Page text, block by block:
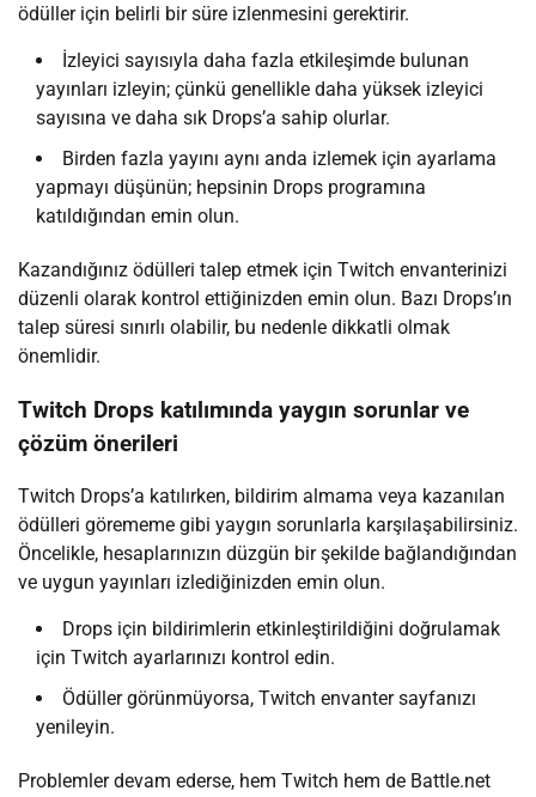
ödüller için belirli bir süre izlenmesini gerektirir.
İzleyici sayısıyla daha fazla etkileşimde bulunan
yayınları izleyin; çünkü genellikle daha yüksek izleyici
sayısına ve daha sık Drops’a sahip olurlar.
Birden fazla yayını aynı anda izlemek için ayarlama
yapmayı düşünün; hepsinin Drops programına
katıldığından emin olun.
Kazandığınız ödülleri talep etmek için Twitch envanterinizi
düzenli olarak kontrol ettiğinizden emin olun. Bazı Drops’ın
talep süresi sınırlı olabilir, bu nedenle dikkatli olmak
önemlidir.
Twitch Drops katılımında yaygın sorunlar ve
çözüm önerileri
Twitch Drops’a katılırken, bildirim almama veya kazanılan
ödülleri görememe gibi yaygın sorunlarla karşılaşabilirsiniz.
Öncelikle, hesaplarınızın düzgün bir şekilde bağlandığından
ve uygun yayınları izlediğinizden emin olun.
Drops için bildirimlerin etkinleştirildiğini doğrulamak
için Twitch ayarlarınızı kontrol edin.
Ödüller görünmüyorsa, Twitch envanter sayfanızı
yenileyin.
Problemler devam ederse, hem Twitch hem de Battle.net